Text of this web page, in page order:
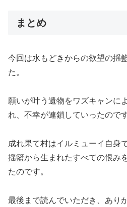
まとめ
今回は水もどきからの欲望の揺
た。
願いが叶う遺物をワズキャンに
れ、不幸が連鎖していったのです
成れ果て村はイルミューイ自身
揺籃から生まれたすべての恨み
たのです。
最後まで読んでいただき、あり